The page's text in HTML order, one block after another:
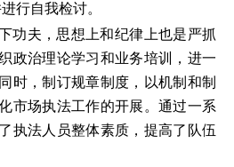
行自我检讨。
功夫，思想上和纪律上也是严抓
政治理论学习和业务培训，进一
时，制订规章制度，以机制和制
市场执法工作的开展。通过一系
执法人员整体素质，提高了队伍